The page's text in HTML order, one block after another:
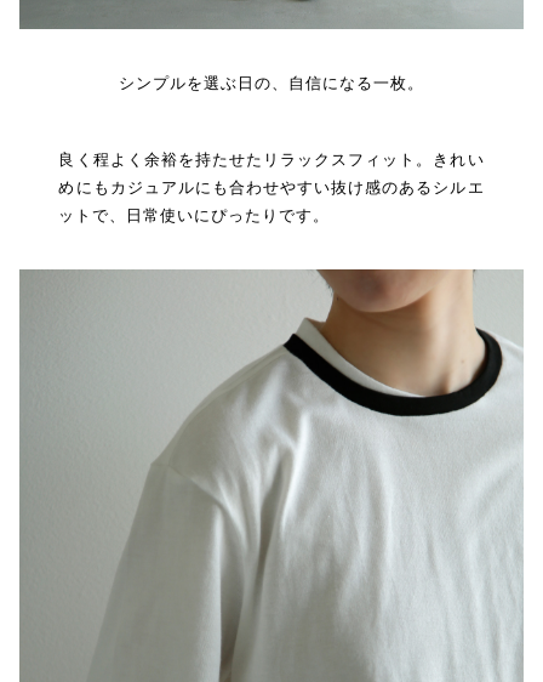
シンプルを選ぶ日の、自信になる一枚。
良く程よく余裕を持たせたリラックスフィット。きれい
めにもカジュアルにも合わせやすい抜け感のあるシルエ
ットで、日常使いにぴったりです。